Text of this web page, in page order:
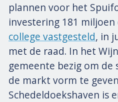
plannen voor het
investering 181 miljoen
college vastgesteld, in
met de raad. In het
gemeente bezig om
de markt vorm te
Schedeldoekshaven is